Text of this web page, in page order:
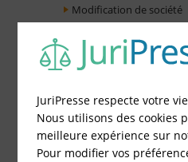
Modification de société
Cessation d'activité
JuriPresse respecte votre
Nous utilisons des cookies
meilleure expérience sur
Pour modifier vos